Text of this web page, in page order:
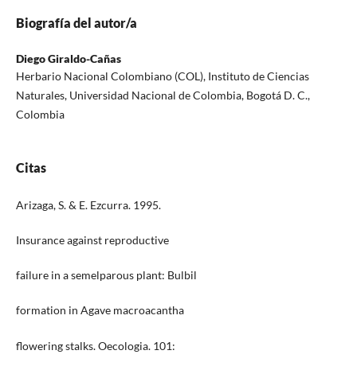
Biografía del autor/a
Diego Giraldo-Cañas
Herbario Nacional Colombiano (COL), Instituto de Ciencias
Naturales, Universidad Nacional de Colombia, Bogotá D. C.,
Colombia
Citas
Arizaga, S. & E. Ezcurra. 1995.
Insurance against reproductive
failure in a semelparous plant: Bulbil
formation in Agave macroacantha
flowering stalks. Oecologia. 101: